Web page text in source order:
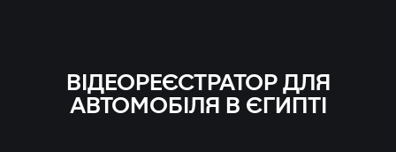
ВІДЕОРЕЄСТРАТОР ДЛЯ
АВТОМОБІЛЯ В ЄГИПТІ